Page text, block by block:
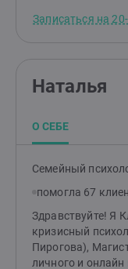
Записаться на
Наталья
О СЕБЕ
Семейный
помогла 67
Здравствуйте! Я
кризисный
Пирогова),
личного и